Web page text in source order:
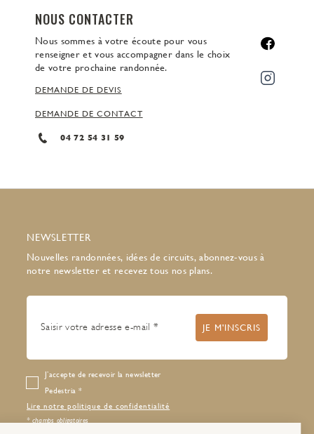
NOUS CONTACTER
Nous sommes à votre écoute pour vous
renseigner et vous accompagner dans le choix
de votre prochaine randonnée.
DEMANDE DE DEVIS
DEMANDE DE CONTACT
04 72 54 31 59
NEWSLETTER
Nouvelles randonnées, idées de circuits, abonnez-vous à
notre newsletter et recevez tous nos plans.
J’accepte de recevoir la newsletter
Pedestria
Lire notre politique de confidentialité
* champs obligatoires